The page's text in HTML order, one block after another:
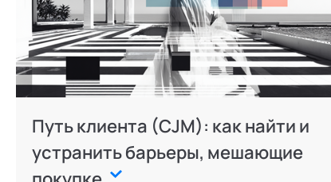
Путь клиента (CJM): как найти и
устранить барьеры, мешающие